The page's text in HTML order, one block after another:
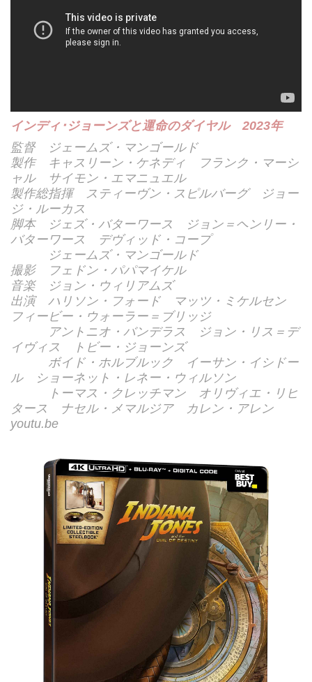
インディ･ジョーンズと運命のダイヤル 2023年
監督 ジェームズ・マンゴールド
製作 キャスリーン・ケネディ フランク・マーシ
ャル サイモン・エマニュエル
製作総指揮 スティーヴン・スピルバーグ ジョー
ジ・ルーカス
脚本 ジェズ・バターワース ジョン＝ヘンリー・
バターワース デヴィッド・コープ
ジェームズ・マンゴールド
撮影 フェドン・パパマイケル
音楽 ジョン・ウィリアムズ
出演 ハリソン・フォード マッツ・ミケルセン
フィービー・ウォーラー＝ブリッジ
アントニオ・バンデラス ジョン・リス＝デ
イヴィス トビー・ジョーンズ
ボイド・ホルブルック イーサン・イシドー
ル ショーネット・レネー・ウィルソン
トーマス・クレッチマン オリヴィエ・リヒ
タース ナセル・メマルジア カレン・アレン
youtu.be